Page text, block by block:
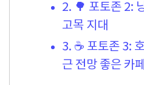
2. 🌳 포토존 2:
고목 지대
3. ☕ 포토존 3:
근 전망 좋은 카페